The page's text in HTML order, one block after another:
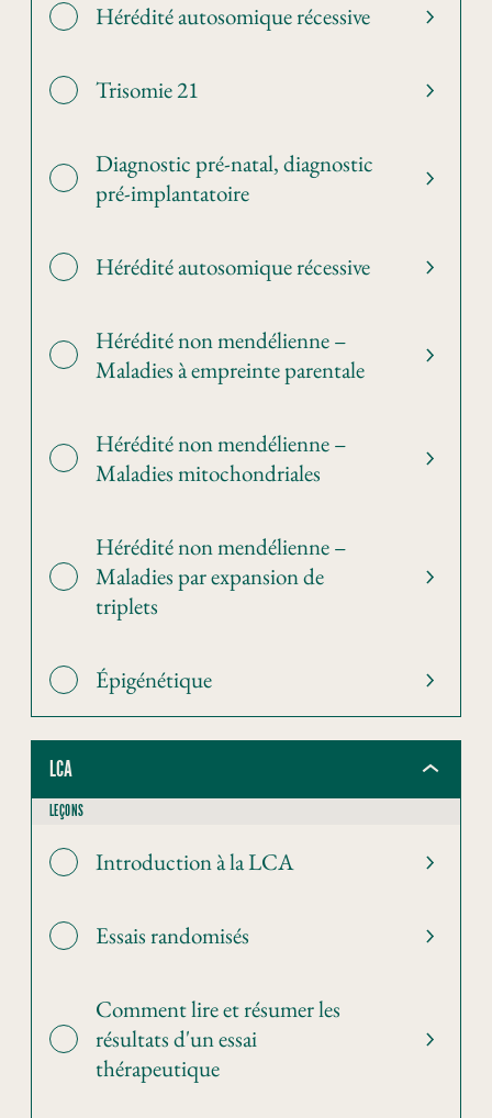
Hérédité autosomique récessive
Trisomie 21
Diagnostic pré-natal, diagnostic
pré-implantatoire
Hérédité autosomique récessive
Hérédité non mendélienne –
Maladies à empreinte parentale
Hérédité non mendélienne –
Maladies mitochondriales
Hérédité non mendélienne –
Maladies par expansion de
triplets
Épigénétique
LCA
LEÇONS
Introduction à la LCA
Essais randomisés
Comment lire et résumer les
résultats d'un essai
thérapeutique